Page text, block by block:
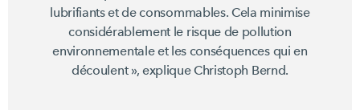
lubrifiants et de consommables. Cela minimise
considérablement le risque de pollution
environnementale et les conséquences qui en
découlent », explique Christoph Bernd.